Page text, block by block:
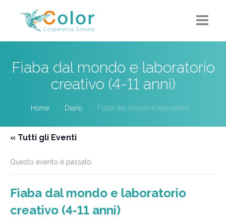
Fiaba dal mondo e laboratorio
creativo (4-11 anni)
Home Diario Fiaba dal mondo e laboratorio ...
« Tutti gli Eventi
Questo evento è passato.
Fiaba dal mondo e laboratorio
creativo (4-11 anni)